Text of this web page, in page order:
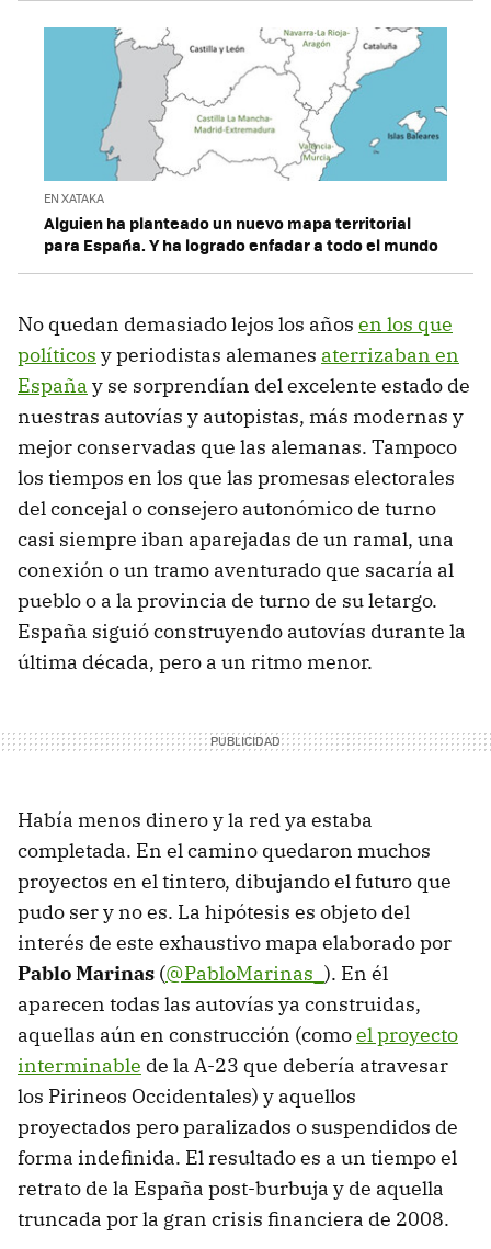
EN XATAKA
Alguien ha planteado un nuevo mapa territorial
para España. Y ha logrado enfadar a todo el mundo
No quedan demasiado lejos los años en los que
políticos y periodistas alemanes aterrizaban en
España y se sorprendían del excelente estado de
nuestras autovías y autopistas, más modernas y
mejor conservadas que las alemanas. Tampoco
los tiempos en los que las promesas electorales
del concejal o consejero autonómico de turno
casi siempre iban aparejadas de un ramal, una
conexión o un tramo aventurado que sacaría al
pueblo o a la provincia de turno de su letargo.
España siguió construyendo autovías durante la
última década, pero a un ritmo menor.
Había menos dinero y la red ya estaba
completada. En el camino quedaron muchos
proyectos en el tintero, dibujando el futuro que
pudo ser y no es. La hipótesis es objeto del
interés de este exhaustivo mapa elaborado por
Pablo Marinas (@PabloMarinas_ ). En él
aparecen todas las autovías ya construidas,
aquellas aún en construcción (comoel proyecto
interminable de la A-23 que debería atravesar
los Pirineos Occidentales) y aquellos
proyectados pero paralizados o suspendidos de
forma indefinida. El resultado es a un tiempo el
retrato de la España post-burbuja y de aquella
truncada por la gran crisis financiera de 2008.